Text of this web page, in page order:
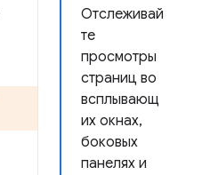
Отслеживай
те
просмотры
страниц во
всплывающ
их окнах,
боковых
панелях и